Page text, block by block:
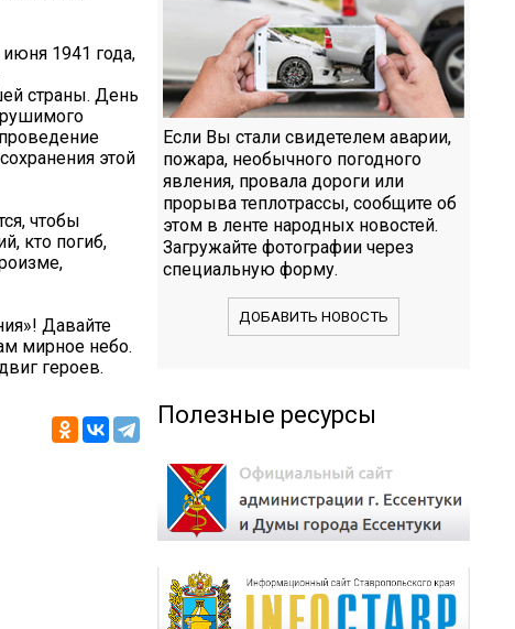
1941 года,
страны. День
этой
чтобы
кто погиб,
Давайте
мирное небо.
героев.
Если Вы стали свидетелем аварии,
пожара, необычного погодного
явления, провала дороги или
прорыва теплотрассы, сообщите об
этом в ленте народных новостей.
Загружайте фотографии через
специальную форму.
ДОБАВИТЬ НОВОСТЬ
Полезные ресурсы